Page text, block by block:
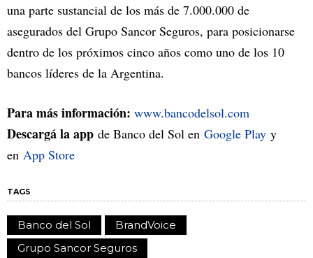
una parte sustancial de los más de 7.000.000 de
asegurados del Grupo Sancor Seguros, para posicionarse
dentro de los próximos cinco años como uno de los 10
bancos líderes de la Argentina.
Para más información: www.bancodelsol.com
Descargá la app de Banco del Sol en Google Play y
en App Store
TAGS
Banco del Sol
BrandVoice
Grupo Sancor Seguros